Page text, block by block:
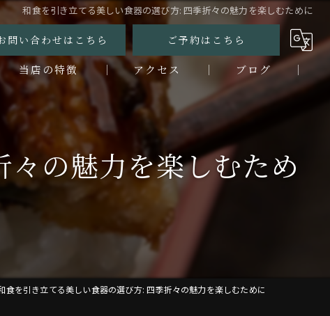
和食を引き立てる美しい食器の選び方: 四季折々の魅力を楽しむために
問い合わせはこちら ご予約はこちら
当店の特徴
ランチ
ディナー
うなぎ
海鮮
アクセス ブログ
コラム
の魅力を楽しむため
食を引き立てる美しい食器の選び方: 四季折々の魅力を楽しむために